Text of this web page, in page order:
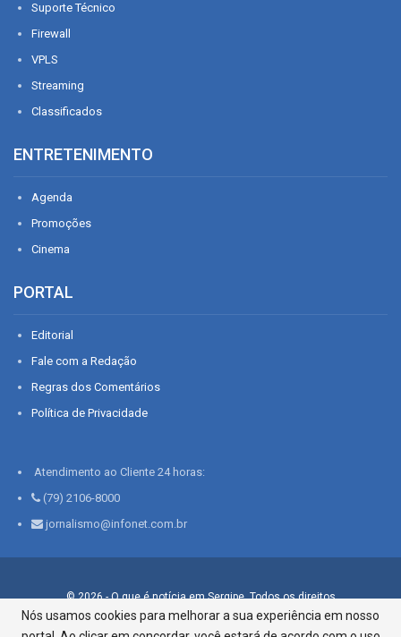
Suporte Técnico
Firewall
VPLS
Streaming
Classificados
ENTRETENIMENTO
Agenda
Promoções
Cinema
PORTAL
Editorial
Fale com a Redação
Regras dos Comentários
Política de Privacidade
Atendimento ao Cliente 24 horas:
(79) 2106-8000
jornalismo@infonet.com.br
© 2026 - O que é notícia em Sergipe. Todos os direitos
reservados.
Nós usamos cookies para melhorar a sua experiência em nosso